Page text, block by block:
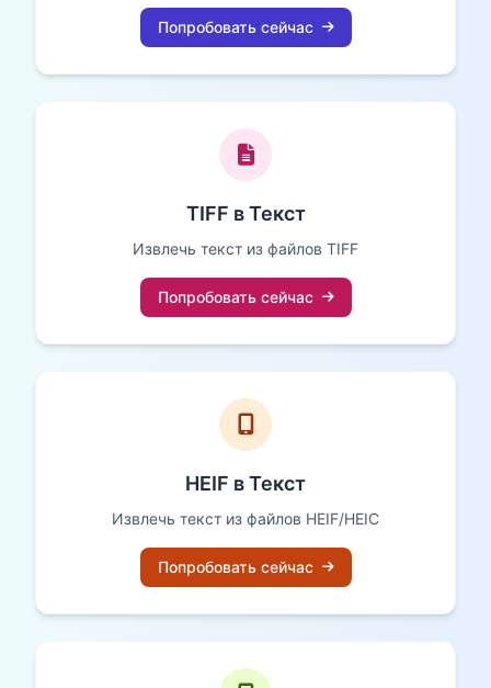
Попробовать сейчас
TIFF в Текст
Извлечь текст из файлов TIFF
Попробовать сейчас
HEIF в Текст
Извлечь текст из файлов HEIF/HEIC
Попробовать сейчас